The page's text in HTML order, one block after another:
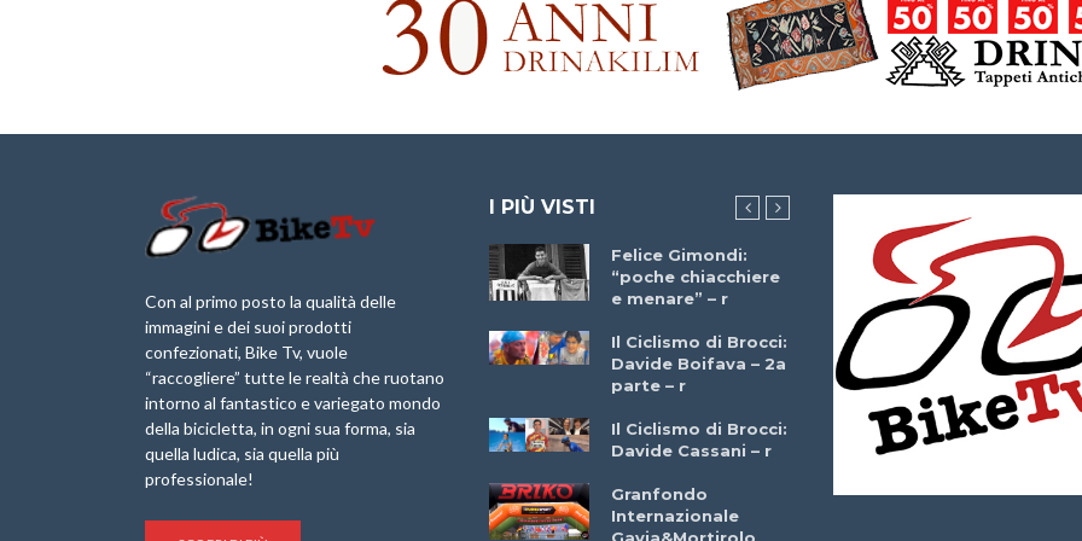
Con al primo posto la qualità delle
immagini e dei suoi prodotti
confezionati, Bike Tv, vuole
“raccogliere” tutte le realtà che ruotano
intorno al fantastico e variegato mondo
della bicicletta, in ogni sua forma, sia
quella ludica, sia quella più
professionale!
I PIÙ VISTI
Briko Torino – 11
Maggio 2025 – r
Minerva Edizioni e
Giancarlo Brocci
per “Bartali l’Ultimo
Marathon 2025”
IX Ed. “Tra
Borghi&Castelli” –
Anteprima
1a Edizione
Granfondo
Felice Gimondi:
“poche chiacchiere
e menare” – r
Il Ciclismo di Brocci:
Davide Boifava – 2a
parte – r
Il Ciclismo di Brocci:
Davide Cassani – r
Granfondo
Internazionale
Brocci Incontra
Giuseppe Martinelli
– r
Che cos’è il
triathlon? Con
Simone Diamantini
– r
Marzo 2025 –